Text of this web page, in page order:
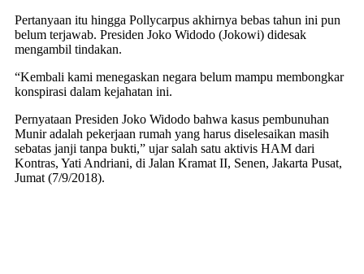
Pertanyaan itu hingga Pollycarpus akhirnya bebas tahun ini pun
belum terjawab. Presiden Joko Widodo (Jokowi) didesak
mengambil tindakan.
“Kembali kami menegaskan negara belum mampu membongkar
konspirasi dalam kejahatan ini.
Pernyataan Presiden Joko Widodo bahwa kasus pembunuhan
Munir adalah pekerjaan rumah yang harus diselesaikan masih
sebatas janji tanpa bukti,” ujar salah satu aktivis HAM dari
Kontras, Yati Andriani, di Jalan Kramat II, Senen, Jakarta Pusat,
Jumat (7/9/2018).